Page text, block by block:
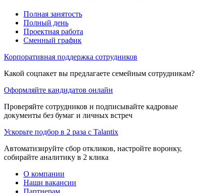
Полная занятость
Полный день
Проектная работа
Сменный график
Корпоративная поддержка сотрудников
Какой соцпакет вы предлагаете семейным сотрудникам?
Оформляйте кандидатов онлайн
Проверяйте сотрудников и подписывайте кадровые
документы без бумаг и личных встреч
Ускорьте подбор в 2 раза с Talantix
Автоматизируйте сбор откликов, настройте воронку,
собирайте аналитику в 2 клика
О компании
Наши вакансии
Партнерам